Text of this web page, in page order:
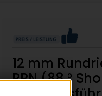
12 mm
RPN (88 °